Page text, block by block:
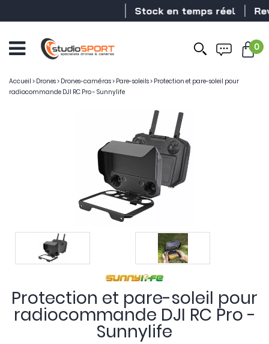
Stock en temps réel
0
Accueil > Drones> Drones-caméras> Pare-soleils> Protection et pare-soleil pour
radiocommande DJI RC Pro - Sunnylife
Protection et pare-soleil pour
radiocommande DJI RC Pro -
Sunnylife